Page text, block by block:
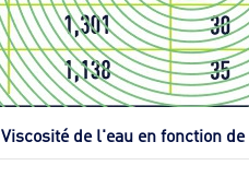
Viscosité de l'eau en fonction